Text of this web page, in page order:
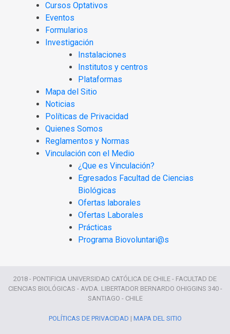
Cursos Optativos
Eventos
Formularios
Investigación
Instalaciones
Institutos y centros
Plataformas
Mapa del Sitio
Noticias
Políticas de Privacidad
Quienes Somos
Reglamentos y Normas
Vinculación con el Medio
¿Que es Vinculación?
Egresados Facultad de Ciencias
Biológicas
Ofertas laborales
Ofertas Laborales
Prácticas
Programa Biovoluntari@s
2018 - PONTIFICIA UNIVERSIDAD CATÓLICA DE CHILE - FACULTAD DE
CIENCIAS BIOLÓGICAS - AVDA. LIBERTADOR BERNARDO OHIGGINS 340 -
SANTIAGO - CHILE
POLÍTICAS DE PRIVACIDAD | MAPA DEL SITIO